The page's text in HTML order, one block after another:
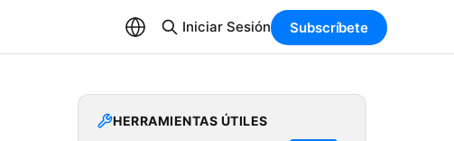
Iniciar Sesión Subscríbete
HERRAMIENTAS ÚTILES